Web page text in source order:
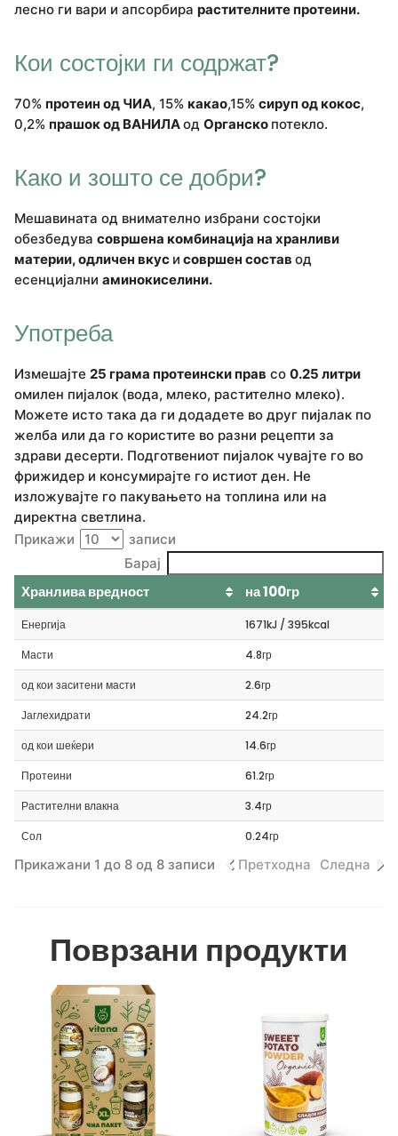
лесно ги вари и апсорбира растителните протеини.
Кои состојки ги содржат?
70% протеин од ЧИА, 15% какао,15% сируп од кокос,
0,2% прашок од ВАНИЛАод Органско потекло.
Како и зошто се добри?
Мешавината од внимателно избрани состојки
обезбедува совршена комбинација на хранливи
материи, одличен вкус и совршен состав од
есенцијални аминокиселини.
Употреба
Измешајте 25 грама протеински прав со 0.25 литри
омилен пијалок (вода, млеко, растително млеко).
Можете исто така да ги додадете во друг пијалак по
желба или да го користите во разни рецепти за
здрави десерти. Подготвениот пијалок чувајте го во
фрижидер и консумирајте го истиот ден. Не
изложувајте го пакувањето на топлина или на
директна светлина.
Прикажи
записи
Барај
Хранлива вредност на 100гр
Енергија
1671kJ / 395kcal
Масти
4.8гр
од кои заситени масти
2.6гр
Јаглехидрати
24.2гр
од кои шеќери
14.6гр
Протеини
61.2гр
Растителни влакна
3.4гр
Сол
0.24гр
Прикажани 1 до 8 од 8 записи Претходна Следна
Поврзани продукти